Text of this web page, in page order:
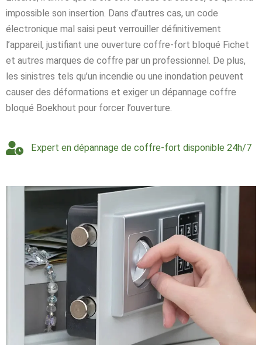
impossible son insertion. Dans d’autres cas, un code
électronique mal saisi peut verrouiller définitivement
l’appareil, justifiant une ouverture coffre-fort bloqué Fichet
et autres marques de coffre par un professionnel. De plus,
les sinistres tels qu’un incendie ou une inondation peuvent
causer des déformations et exiger un dépannage coffre
bloqué Boekhout pour forcer l’ouverture.
Expert en dépannage de coffre-fort disponible 24h/7